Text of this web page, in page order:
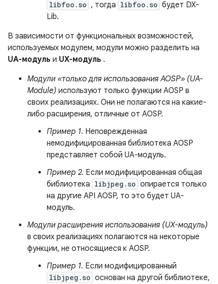
libfoo.so , тогда libfoo.so будет DX-
Lib.
В зависимости от функциональных возможностей,
используемых модулем, модули можно разделить на
UA-модуль и UX-модуль .
Модули «только для использования AOSP» (UA-
Module) используют только функции AOSP в
своих реализациях. Они не полагаются на какие-
либо расширения, отличные от AOSP.
Пример 1. Неповрежденная
немодифицированная библиотека AOSP
представляет собой UA-модуль.
Пример 2. Если модифицированная общая
библиотека libjpeg.so опирается только
на другие API AOSP, то это будет UA-
модуль.
Модули расширения использования (UX-модуль)
в своих реализациях полагаются на некоторые
функции, не относящиеся к AOSP.
Пример 1. Если модифицированный
libjpeg.so основан на другой библиотеке,